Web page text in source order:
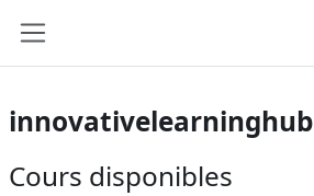
innovativelearninghub
Cours disponibles